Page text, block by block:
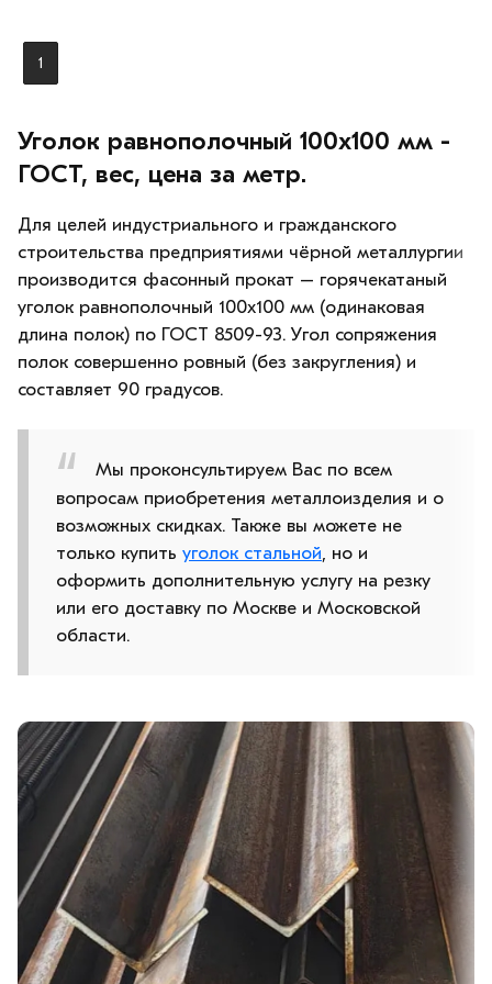
1
Уголок равнополочный 100х100 мм -
ГОСТ, вес, цена за метр.
Для целей индустриального и гражданского
строительства предприятиями чёрной металлургии
производится фасонный прокат – горячекатаный
уголок равнополочный 100х100 мм (одинаковая
длина полок) по ГОСТ 8509-93. Угол сопряжения
полок совершенно ровный (без закругления) и
составляет 90 градусов.
Мы проконсультируем Вас по всем
вопросам приобретения металлоизделия и о
возможных скидках. Также вы можете не
только купить уголок стальной, но и
оформить дополнительную услугу на резку
или его доставку по Москве и Московской
области.